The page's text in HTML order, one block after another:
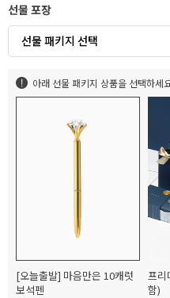
선물 포장
선물 패키지 선택
아래 선물 패키지 상품을 선택하세
[오늘출발] 마음만은 10캐럿
보석펜
프리
함)